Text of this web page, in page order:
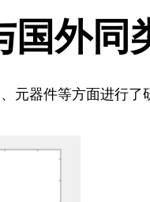
国外同
元器件等方面进行